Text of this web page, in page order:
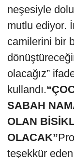
neşesiyle
mutlu ediyor.
camilerini bir
olacağız”
kullandı.
SABAH
OLAN
OLACAK”
teşekkür